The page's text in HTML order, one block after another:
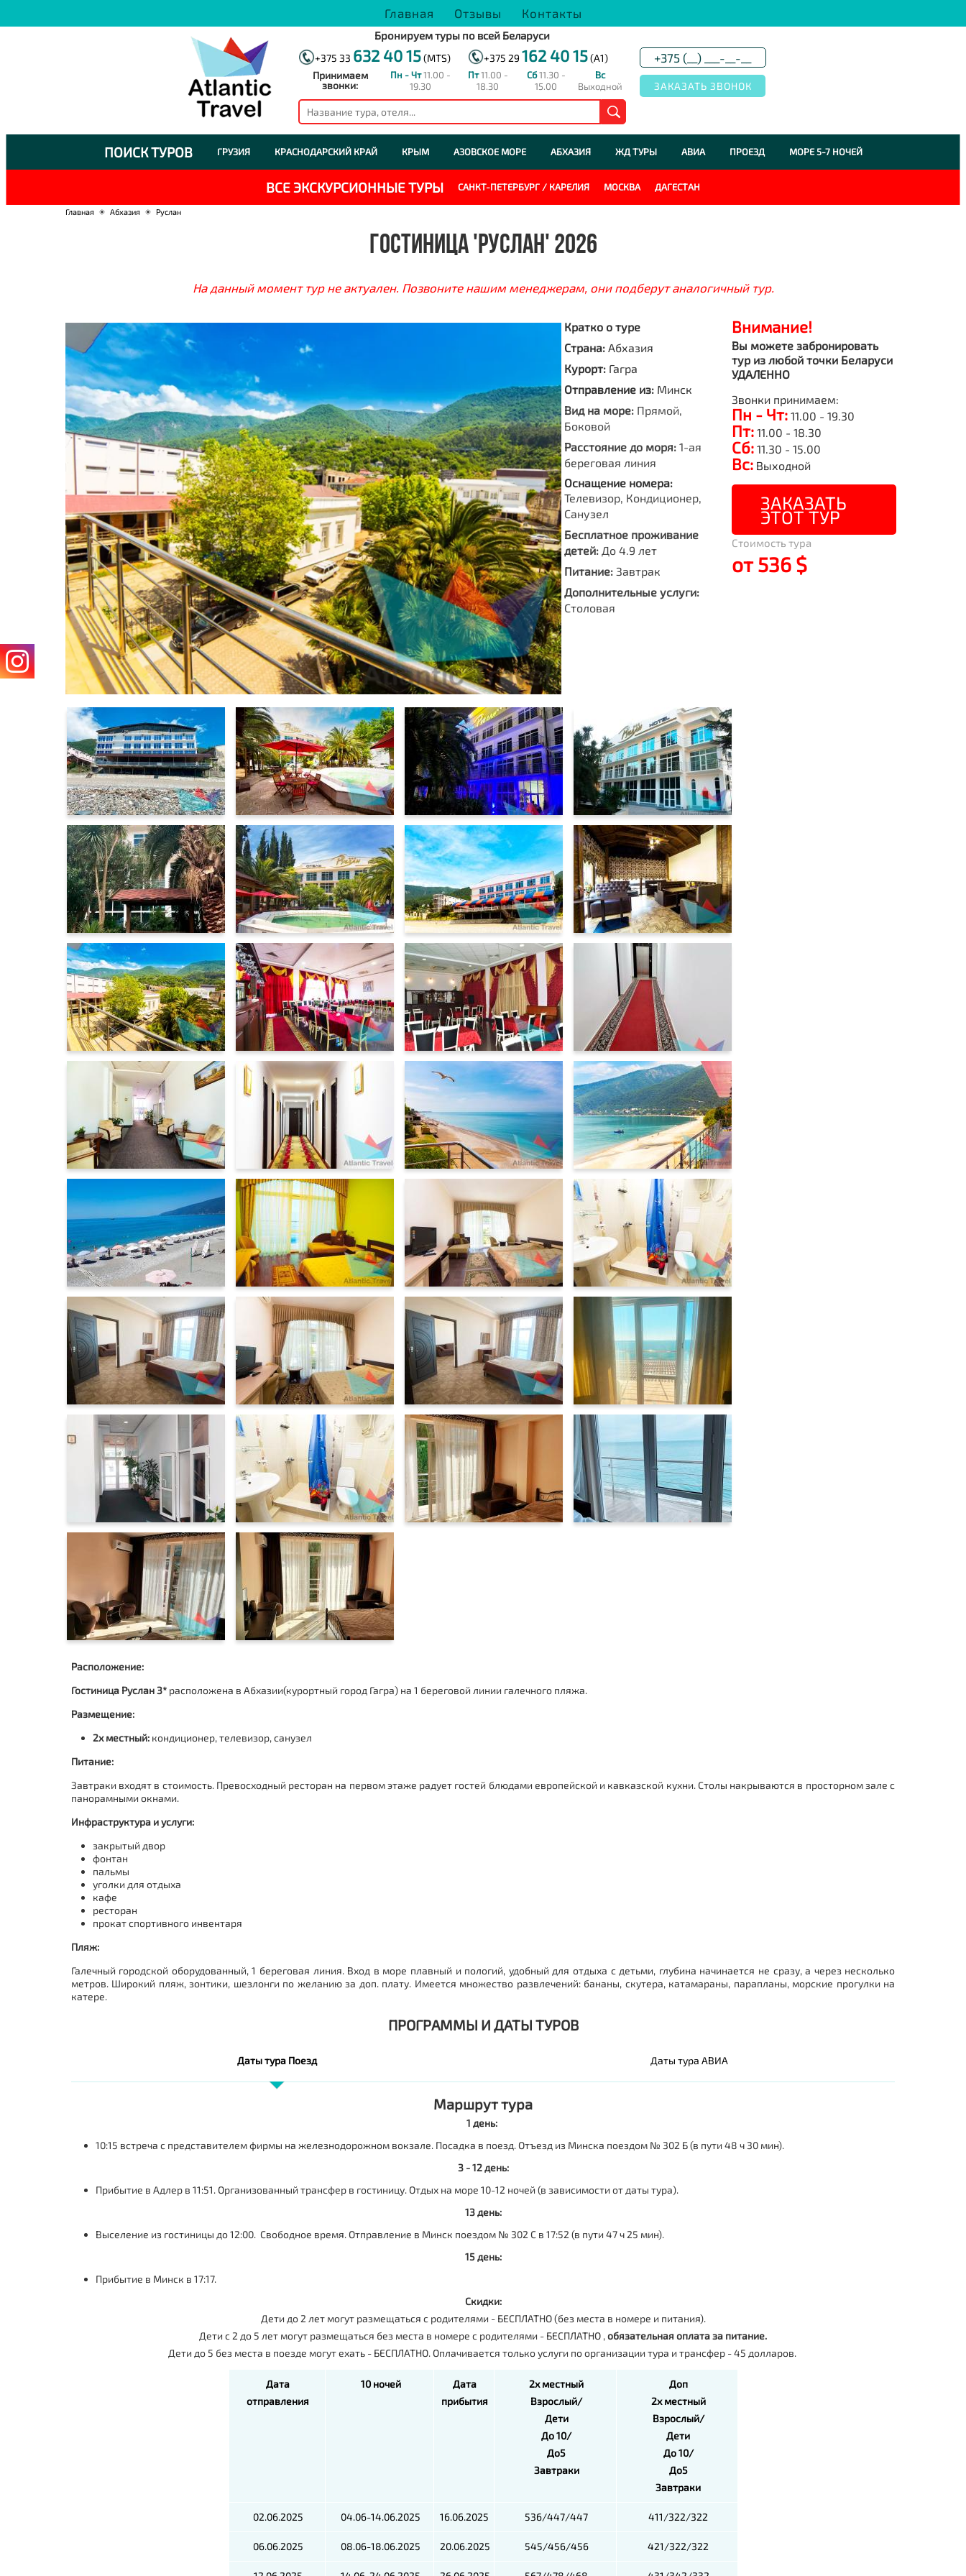
Главная Отзывы Контакты
Бронируем туры по всей Беларуси
+375 33 632 40 15(MTS) +375 29 162 40 15(A1)
Принимаем
звонки:
Пн - Чт11.00 -
19.30
Пт11.00 -
18.30
Сб11.30 -
15.00
Вс
Выходной
ПОИСК ТУРОВ ГРУЗИЯ КРАСНОДАРСКИЙ КРАЙ КРЫМ АЗОВСКОЕ МОРЕ АБХАЗИЯ ЖД ТУРЫ АВИА ПРОЕЗД МОРЕ 5-7 НОЧЕЙ
ВСЕ ЭКСКУРСИОННЫЕ ТУРЫ САНКТ-ПЕТЕРБУРГ / КАРЕЛИЯ МОСКВА ДАГЕСТАН
Главная ☀ Абхазия ☀ Руслан
ГОСТИНИЦА 'РУСЛАН' 2026
На данный момент тур не актуален. Позвоните нашим менеджерам, они подберут аналогичный тур.
Кратко о туре
Страна: Абхазия
Курорт: Гагра
Отправление из: Минск
Вид на море:Прямой,
Боковой
Расстояние до моря:1-ая
береговая линия
Оснащение номера:
Телевизор, Кондиционер,
Санузел
Бесплатное проживание
детей:До 4.9 лет
Питание:Завтрак
Дополнительные услуги:
Столовая
Внимание!
Вы можете забронировать
тур из любой точки Беларуси
УДАЛЕННО
Звонки принимаем:
Пн - Чт:11.00 - 19.30
Пт:11.00 - 18.30
Сб:11.30 - 15.00
Вс:Выходной
ЗАКАЗАТЬ
ЭТОТ ТУР
Стоимость тура
от 536 $
Расположение:
Гостиница Руслан 3*расположена в Абхазии(курортный город Гагра) на 1 береговой линии галечного пляжа.
Размещение:
2х местный:кондиционер, телевизор, санузел
Питание:
Завтраки входят в стоимость. Превосходный ресторан на первом этаже радует гостей блюдами европейской и кавказской кухни. Столы накрываются в просторном зале с
панорамными окнами.
Инфраструктура и услуги:
закрытый двор
фонтан
пальмы
уголки для отдыха
кафе
ресторан
прокат спортивного инвентаря
Пляж:
Галечный городской оборудованный, 1 береговая линия. Вход в море плавный и пологий, удобный для отдыха с детьми, глубина начинается не сразу, а через несколько
метров. Широкий пляж, зонтики, шезлонги по желанию за доп. плату. Имеется множество развлечений: бананы, скутера, катамараны, парапланы, морские прогулки на
катере.
ПРОГРАММЫ И ДАТЫ ТУРОВ
Даты тура Поезд Даты тура АВИА
Маршрут тура
1 день:
10:15 встреча с представителем фирмы на железнодорожном вокзале. Посадка в поезд. Отъезд из Минска поездом № 302 Б (в пути 48 ч 30 мин).
3 - 12 день:
Прибытие в Адлер в 11:51. Организованный трансфер в гостиницу. Отдых на море 10-12 ночей (в зависимости от даты тура).
13 день:
Выселение из гостиницы до 12:00. Свободное время. Отправление в Минск поездом № 302 С в 17:52 (в пути 47 ч 25 мин).
15 день:
Прибытие в Минск в 17:17.
Скидки:
Дети до 2 лет могут размещаться с родителями - БЕСПЛАТНО (без места в номере и питания).
Дети с 2 до 5 лет могут размещаться без места в номере с родителями - БЕСПЛАТНО , обязательная оплата за питание.
Дети до 5 без места в поезде могут ехать - БЕСПЛАТНО. Оплачивается только услуги по организации тура и трансфер - 45 долларов.
Дата
отправления
10 ночей
Дата
прибытия
2х местный
Взрослый/
Дети
До 10/
До5
Завтраки
Доп
2х местный
Взрослый/
Дети
До 10/
До5
Завтраки
02.06.2025 04.06-14.06.2025 16.06.2025 536/447/447 411/322/322
06.06.2025 08.06-18.06.2025 20.06.2025 545/456/456 421/322/322